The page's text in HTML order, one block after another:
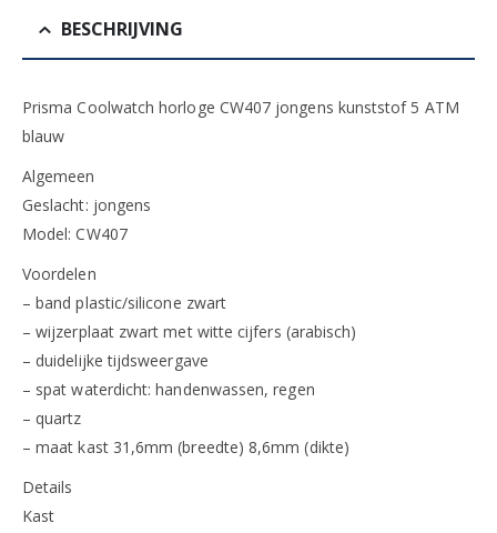
BESCHRIJVING
Prisma Coolwatch horloge CW407 jongens kunststof 5 ATM
blauw
Algemeen
Geslacht: jongens
Model: CW407
Voordelen
– band plastic/silicone zwart
– wijzerplaat zwart met witte cijfers (arabisch)
– duidelijke tijdsweergave
– spat waterdicht: handenwassen, regen
– quartz
– maat kast 31,6mm (breedte) 8,6mm (dikte)
Details
Kast